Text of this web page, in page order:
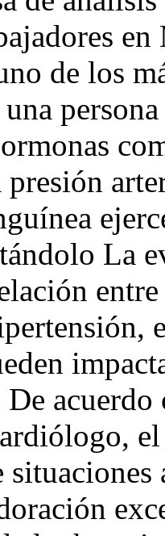
de los
presión
La
De